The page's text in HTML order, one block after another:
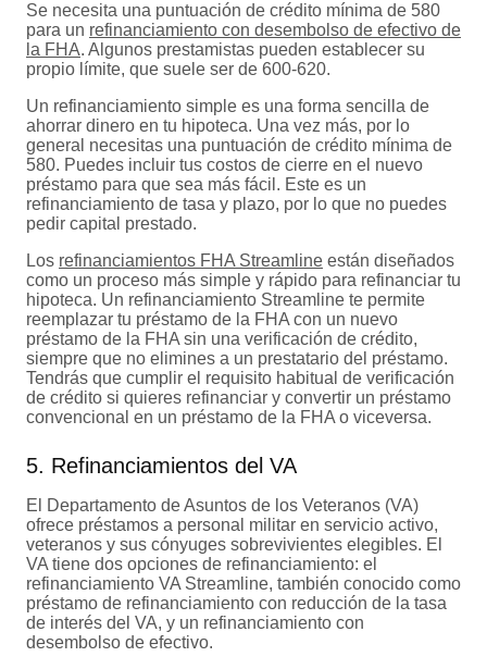
Se necesita una puntuación de crédito mínima de 580
para un refinanciamiento con desembolso de efectivo de
la FHA. Algunos prestamistas pueden establecer su
propio límite, que suele ser de 600-620.
Un refinanciamiento simple es una forma sencilla de
ahorrar dinero en tu hipoteca. Una vez más, por lo
general necesitas una puntuación de crédito mínima de
580. Puedes incluir tus costos de cierre en el nuevo
préstamo para que sea más fácil. Este es un
refinanciamiento de tasa y plazo, por lo que no puedes
pedir capital prestado.
Los refinanciamientos FHA Streamline están diseñados
como un proceso más simple y rápido para refinanciar tu
hipoteca. Un refinanciamiento Streamline te permite
reemplazar tu préstamo de la FHA con un nuevo
préstamo de la FHA sin una verificación de crédito,
siempre que no elimines a un prestatario del préstamo.
Tendrás que cumplir el requisito habitual de verificación
de crédito si quieres refinanciar y convertir un préstamo
convencional en un préstamo de la FHA o viceversa.
5. Refinanciamientos del VA
El Departamento de Asuntos de los Veteranos (VA)
ofrece préstamos a personal militar en servicio activo,
veteranos y sus cónyuges sobrevivientes elegibles. El
VA tiene dos opciones de refinanciamiento: el
refinanciamiento VA Streamline, también conocido como
préstamo de refinanciamiento con reducción de la tasa
de interés del VA, y un refinanciamiento con
desembolso de efectivo.